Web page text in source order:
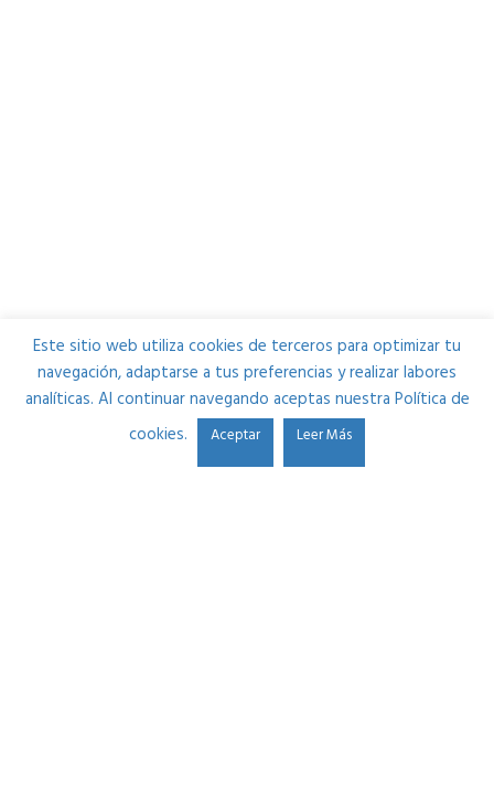
Este sitio web utiliza cookies de terceros para optimizar tu
navegación, adaptarse a tus preferencias y realizar labores
analíticas. Al continuar navegando aceptas nuestra Política de
cookies.
Aceptar Leer Más